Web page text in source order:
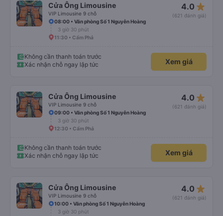
Cửa Ông Limousine
VIP Limousine 9 chỗ
4.0 star_rate
(621 đánh giá)
08:00 • Văn phòng Số 1 Nguyễn Hoàng
3 giờ 30 phút
11:30 • Cẩm Phả
Không cần thanh toán trước
Xác nhận chỗ ngay lập tức
Xem giá
Cửa Ông Limousine
VIP Limousine 9 chỗ
4.0 star_rate
(621 đánh giá)
09:00 • Văn phòng Số 1 Nguyễn Hoàng
3 giờ 30 phút
12:30 • Cẩm Phả
Không cần thanh toán trước
Xác nhận chỗ ngay lập tức
Xem giá
Cửa Ông Limousine
VIP Limousine 9 chỗ
4.0 star_rate
(621 đánh giá)
10:00 • Văn phòng Số 1 Nguyễn Hoàng
3 giờ 30 phút